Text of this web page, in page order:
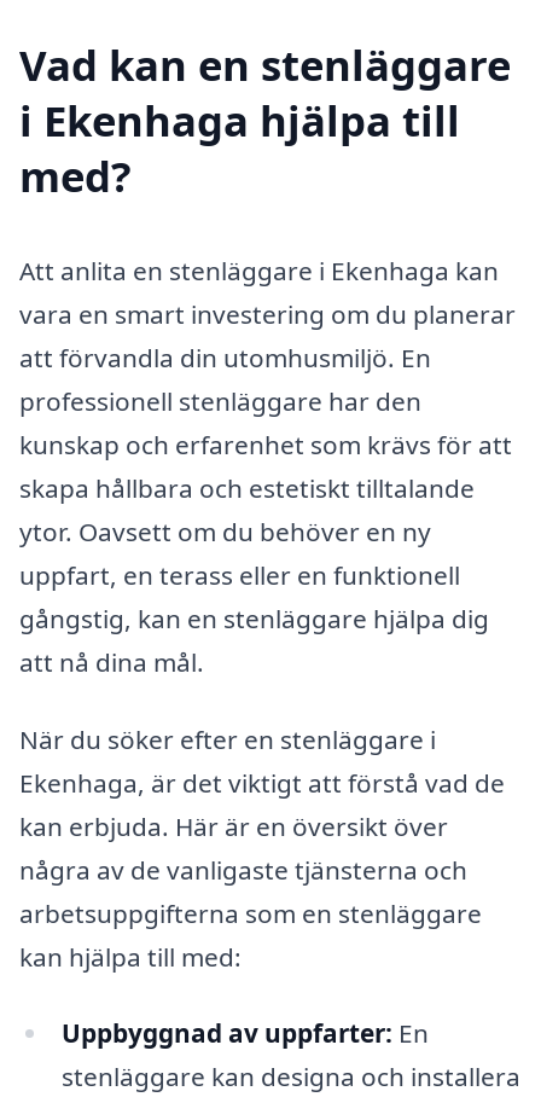
Vad kan en stenläggare
i Ekenhaga hjälpa till
med?
Att anlita en stenläggare i Ekenhaga kan
vara en smart investering om du planerar
att förvandla din utomhusmiljö. En
professionell stenläggare har den
kunskap och erfarenhet som krävs för att
skapa hållbara och estetiskt tilltalande
ytor. Oavsett om du behöver en ny
uppfart, en terass eller en funktionell
gångstig, kan en stenläggare hjälpa dig
att nå dina mål.
När du söker efter en stenläggare i
Ekenhaga, är det viktigt att förstå vad de
kan erbjuda. Här är en översikt över
några av de vanligaste tjänsterna och
arbetsuppgifterna som en stenläggare
kan hjälpa till med:
Uppbyggnad av uppfarter: En
stenläggare kan designa och installera